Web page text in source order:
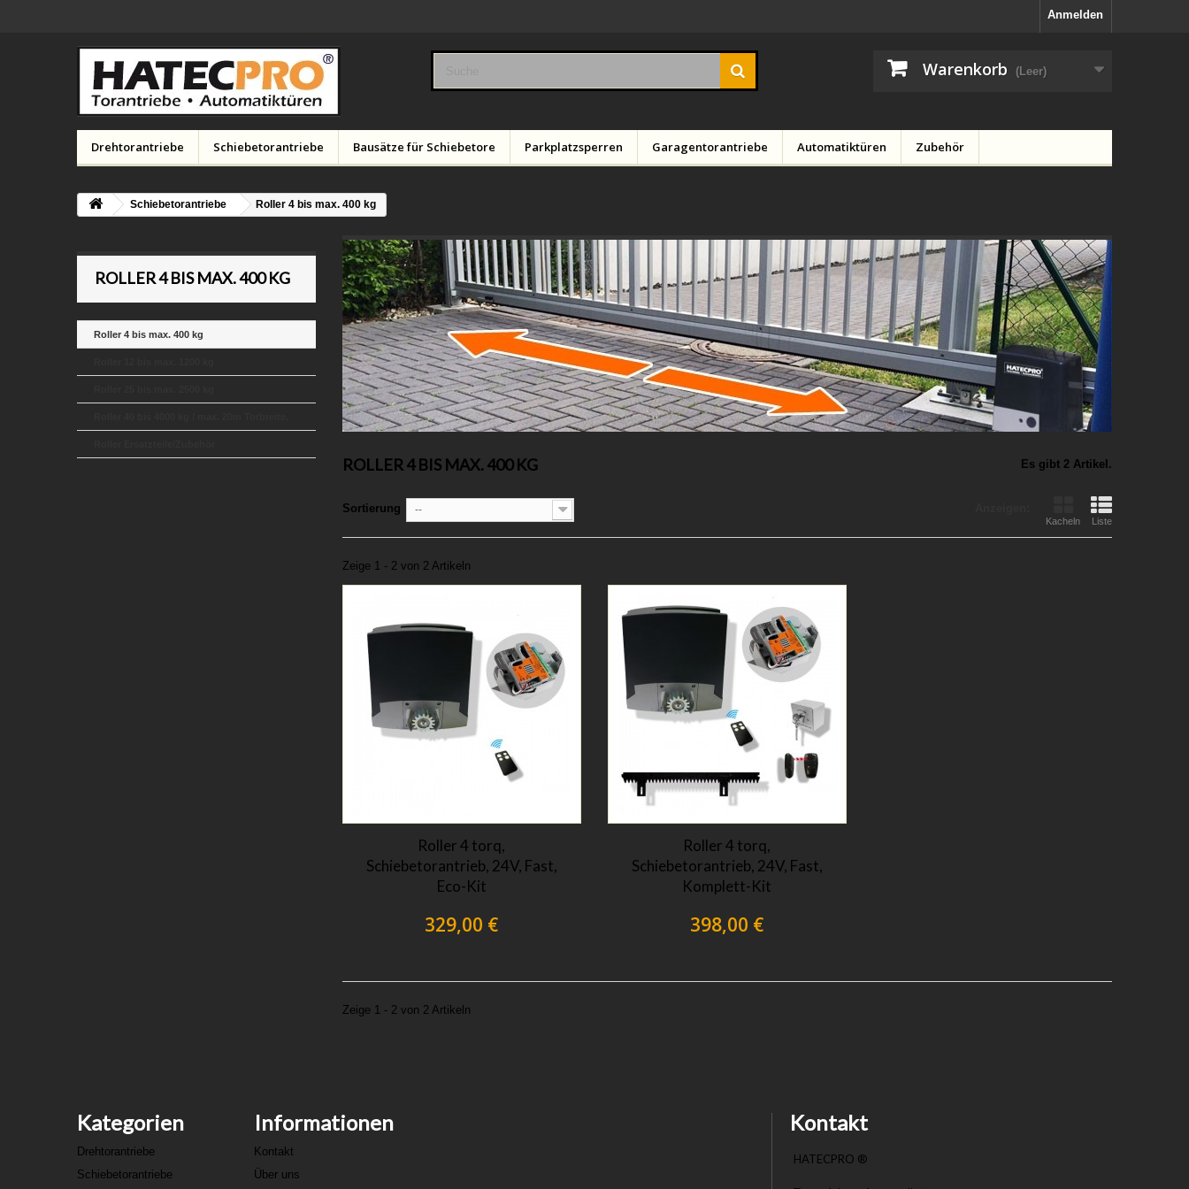
Anmelden
Warenkorb (Leer)
Drehtorantriebe Schiebetorantriebe Bausätze für Schiebetore Parkplatzsperren Garagentorantriebe Automatiktüren Zubehör
Schiebetorantriebe Roller 4 bis max. 400 kg
ROLLER 4 BIS MAX. 400 KG
Roller 4 bis max. 400 kg
ROLLER 4 BIS MAX. 400 KG Es gibt 2 Artikel.
Kacheln Liste
Sortierung --
Zeige 1 - 2 von 2 Artikeln
Roller 4 torq,
Schiebetorantrieb, 24V, Fast,
Eco-Kit
329,00 €
Roller 4 torq,
Schiebetorantrieb, 24V, Fast,
Komplett-Kit
398,00 €
Zeige 1 - 2 von 2 Artikeln
Kategorien
Drehtorantriebe
Schiebetorantriebe
Informationen
Kontakt
Über uns
Kontakt
HATECPRO ®